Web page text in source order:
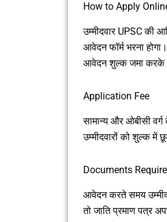
How to Apply
उम्मीदवार UPSC की
आवेदन फॉर्म भरना
आवेदन शुल्क जमा करके
Application Fee
सामान्य और ओबीसी
उम्मीदवारों को शुल्क में
Documents
आवेदन करते समय
तो जाति प्रमाण पत्र